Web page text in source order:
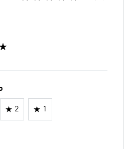
2 1